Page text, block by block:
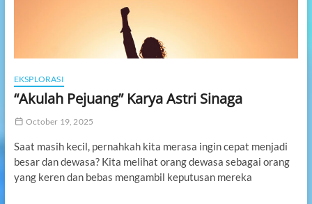
EKSPLORASI
“Akulah Pejuang” Karya Astri Sinaga
October 19, 2025
Saat masih kecil, pernahkah kita merasa ingin cepat menjadi
besar dan dewasa? Kita melihat orang dewasa sebagai orang
yang keren dan bebas mengambil keputusan mereka